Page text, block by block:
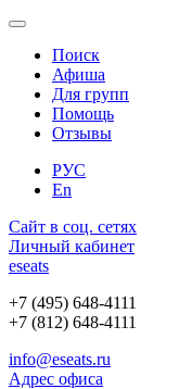
Поиск
Афиша
Для групп
Помощь
Отзывы
РУС
En
Сайт в соц. сетях
Личный кабинет
eseats
+7 (495) 648-4111
+7 (812) 648-4111
info@eseats.ru
Адрес офиса